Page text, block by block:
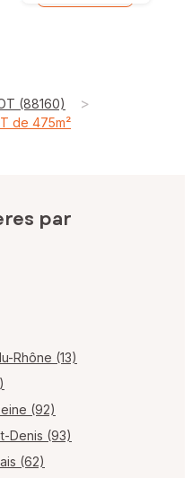
(88160) >
de 475m²
par
Rhône (13)
(92)
Denis (93)
(62)